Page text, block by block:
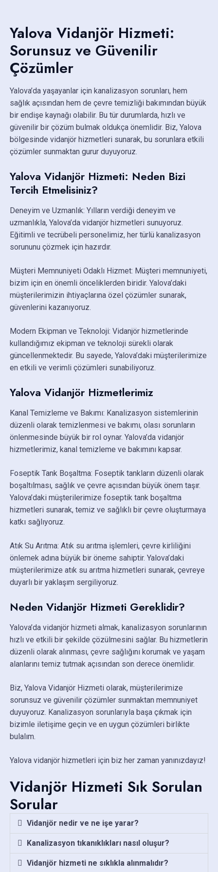
Yalova Vidanjör Hizmeti:
Sorunsuz ve Güvenilir
Çözümler
Yalova’da yaşayanlar için kanalizasyon sorunları, hem
sağlık açısından hem de çevre temizliği bakımından büyük
bir endişe kaynağı olabilir. Bu tür durumlarda, hızlı ve
güvenilir bir çözüm bulmak oldukça önemlidir. Biz, Yalova
bölgesinde vidanjör hizmetleri sunarak, bu sorunlara etkili
çözümler sunmaktan gurur duyuyoruz.
Yalova Vidanjör Hizmeti: Neden Bizi
Tercih Etmelisiniz?
Deneyim ve Uzmanlık: Yılların verdiği deneyim ve
uzmanlıkla, Yalova’da vidanjör hizmetleri sunuyoruz.
Eğitimli ve tecrübeli personelimiz, her türlü kanalizasyon
sorununu çözmek için hazırdır.
Müşteri Memnuniyeti Odaklı Hizmet: Müşteri memnuniyeti,
bizim için en önemli önceliklerden biridir. Yalova’daki
müşterilerimizin ihtiyaçlarına özel çözümler sunarak,
güvenlerini kazanıyoruz.
Modern Ekipman ve Teknoloji: Vidanjör hizmetlerinde
kullandığımız ekipman ve teknoloji sürekli olarak
güncellenmektedir. Bu sayede, Yalova’daki müşterilerimize
en etkili ve verimli çözümleri sunabiliyoruz.
Yalova Vidanjör Hizmetlerimiz
Kanal Temizleme ve Bakımı: Kanalizasyon sistemlerinin
düzenli olarak temizlenmesi ve bakımı, olası sorunların
önlenmesinde büyük bir rol oynar. Yalova’da vidanjör
hizmetlerimiz, kanal temizleme ve bakımını kapsar.
Foseptik Tank Boşaltma: Foseptik tankların düzenli olarak
boşaltılması, sağlık ve çevre açısından büyük önem taşır.
Yalova’daki müşterilerimize foseptik tank boşaltma
hizmetleri sunarak, temiz ve sağlıklı bir çevre oluşturmaya
katkı sağlıyoruz.
Atık Su Arıtma: Atık su arıtma işlemleri, çevre kirliliğini
önlemek adına büyük bir öneme sahiptir. Yalova’daki
müşterilerimize atık su arıtma hizmetleri sunarak, çevreye
duyarlı bir yaklaşım sergiliyoruz.
Neden Vidanjör Hizmeti Gereklidir?
Yalova’da vidanjör hizmeti almak, kanalizasyon sorunlarının
hızlı ve etkili bir şekilde çözülmesini sağlar. Bu hizmetlerin
düzenli olarak alınması, çevre sağlığını korumak ve yaşam
alanlarını temiz tutmak açısından son derece önemlidir.
Biz, Yalova Vidanjör Hizmeti olarak, müşterilerimize
sorunsuz ve güvenilir çözümler sunmaktan memnuniyet
duyuyoruz. Kanalizasyon sorunlarıyla başa çıkmak için
bizimle iletişime geçin ve en uygun çözümleri birlikte
bulalım.
Yalova vidanjör hizmetleri için biz her zaman yanınızdayız!
Vidanjör Hizmeti Sık Sorulan
Sorular
Vidanjör nedir ve ne işe yarar?
Kanalizasyon tıkanıklıkları nasıl oluşur?
Vidanjör hizmeti ne sıklıkla alınmalıdır?